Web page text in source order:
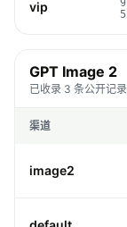
vip
GPT Image 2
已收录 3 条公开记
渠道
image2